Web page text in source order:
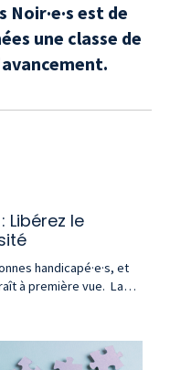
est de
une classe de
Libérez le
handicapé·e·s, et
à première vue. La
processus, assurer
tout cela n'est